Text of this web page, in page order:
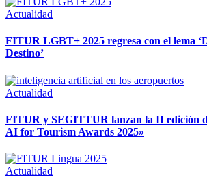
Actualidad
FITUR LGBT+ 2025 regresa con el lema
Destino’
Actualidad
FITUR y SEGITTUR lanzan la II edición
AI for Tourism Awards 2025»
Actualidad